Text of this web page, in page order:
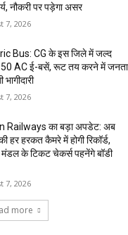
नौकरी पर पड़ेगा असर
7, 2026
Bus: CG के इस जिले में जल्द
50 AC ई-बसें, रूट तय करने में जनता
भागीदारी
7, 2026
Railways का बड़ा अपडेट: अब
हर हरकत कैमरे में होगी रिकॉर्ड,
मंडल के टिकट चेकर्स पहनेंगे बॉडी
7, 2026
more